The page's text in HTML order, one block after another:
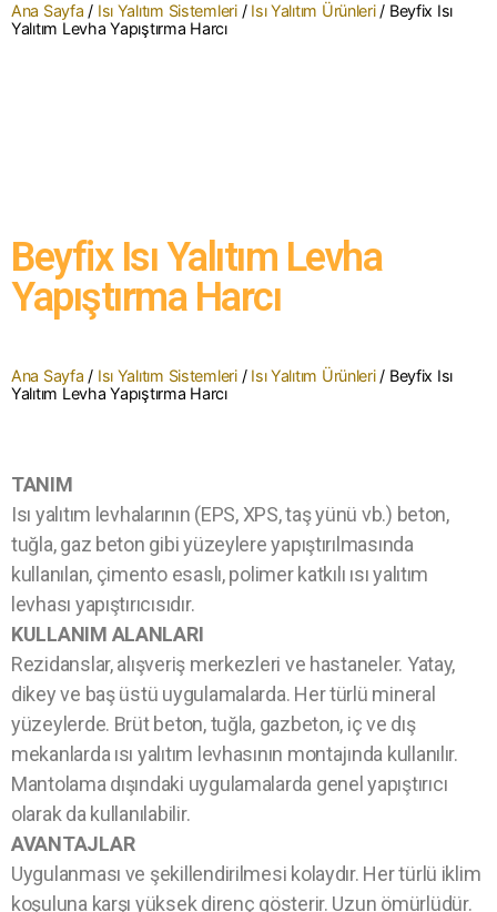
Ana Sayfa / Isı Yalıtım Sistemleri/ Isı Yalıtım Ürünleri/ Beyfix Isı
Yalıtım Levha Yapıştırma Harcı
Beyfix Isı Yalıtım Levha
Yapıştırma Harcı
Ana Sayfa / Isı Yalıtım Sistemleri/ Isı Yalıtım Ürünleri/ Beyfix Isı
Yalıtım Levha Yapıştırma Harcı
TANIM
Isı yalıtım levhalarının (EPS, XPS, taş yünü vb.) beton,
tuğla, gaz beton gibi yüzeylere yapıştırılmasında
kullanılan, çimento esaslı, polimer katkılı ısı yalıtım
levhası yapıştırıcısıdır.
KULLANIM ALANLARI
Rezidanslar, alışveriş merkezleri ve hastaneler. Yatay,
dikey ve baş üstü uygulamalarda. Her türlü mineral
yüzeylerde. Brüt beton, tuğla, gazbeton, iç ve dış
mekanlarda ısı yalıtım levhasının montajında ​​kullanılır.
Mantolama dışındaki uygulamalarda genel yapıştırıcı
olarak da kullanılabilir.
AVANTAJLAR
Uygulanması ve şekillendirilmesi kolaydır. Her türlü iklim
koşuluna karşı yüksek direnç gösterir. Uzun ömürlüdür.